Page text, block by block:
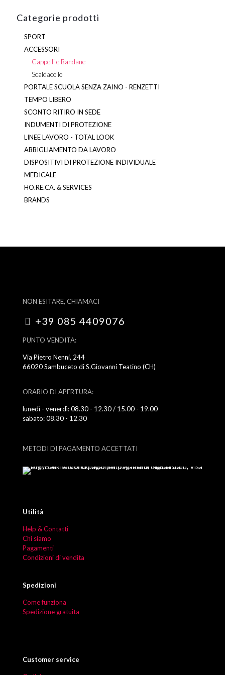
Categorie prodotti
SPORT
ACCESSORI
Cappelli e Bandane
Scaldacollo
PORTALE SCUOLA SENZA ZAINO - RENZETTI
TEMPO LIBERO
SCONTO RITIRO IN SEDE
INDUMENTI DI PROTEZIONE
LINEE LAVORO - TOTAL LOOK
ABBIGLIAMENTO DA LAVORO
DISPOSITIVI DI PROTEZIONE INDIVIDUALE
MEDICALE
HO.RE.CA. & SERVICES
BRANDS
NON ESITARE, CHIAMACI
+39 085 4409076
PUNTO VENDITA:
Via Pietro Nenni, 244
66020 Sambuceto di S.Giovanni Teatino (CH)
ORARIO DI APERTURA:
lunedì - venerdì: 08.30 - 12.30 / 15.00 - 19.00
sabato: 08.30 - 12.30
METODI DI PAGAMENTO ACCETTATI
Utilità
Help & Contatti
Chi siamo
Pagamenti
Condizioni di vendita
Spedizioni
Come funziona
Spedizione gratuita
Customer service